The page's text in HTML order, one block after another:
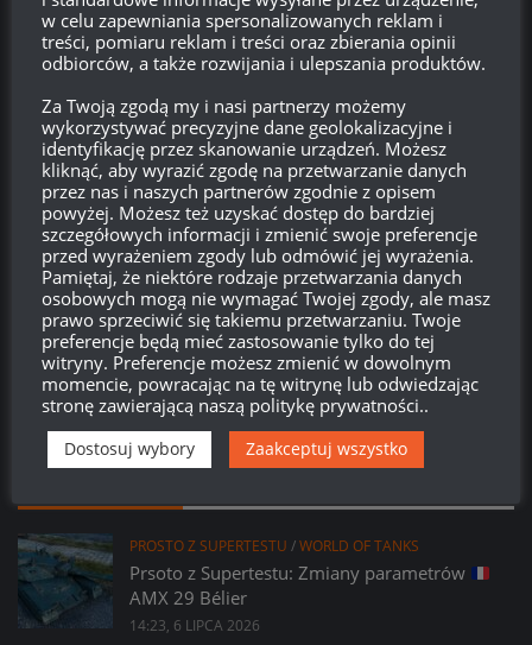
Zaloguj się
Kanał wpisów
Kanał komentarzy
WordPress.org
Brakwierzchołka drzewkaod:
577
Dni
20
Godzin
44
Minut
58
Sekund
PROSTO Z SUPERTESTU /WORLD OF TANKS
Prsoto z Supertestu: Zmiany parametrów
AMX 29 Bélier
14:23, 6 LIPCA 2026
w celu zapewniania spersonalizowanych reklam i
treści, pomiaru reklam i treści oraz zbierania opinii
odbiorców, a także rozwijania i ulepszania produktów.
Za Twoją zgodą my i nasi partnerzy możemy
wykorzystywać precyzyjne dane geolokalizacyjne i
identyfikację przez skanowanie urządzeń. Możesz
kliknąć, aby wyrazić zgodę na przetwarzanie danych
przez nas i naszych partnerów zgodnie z opisem
powyżej. Możesz też uzyskać dostęp do bardziej
szczegółowych informacji i zmienić swoje preferencje
przed wyrażeniem zgody lub odmówić jej wyrażenia.
Pamiętaj, że niektóre rodzaje przetwarzania danych
osobowych mogą nie wymagać Twojej zgody, ale masz
prawo sprzeciwić się takiemu przetwarzaniu. Twoje
preferencje będą mieć zastosowanie tylko do tej
witryny. Preferencje możesz zmienić w dowolnym
momencie, powracając na tę witrynę lub odwiedzając
stronę zawierającą naszą politykę prywatności..
Dostosuj wybory Zaakceptuj wszystko